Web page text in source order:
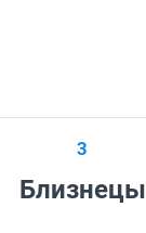
3
Близнецы